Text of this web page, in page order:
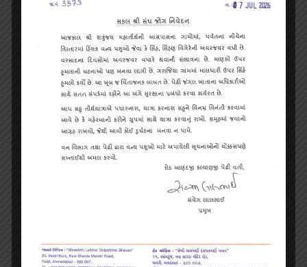
कुम्भारियाजी तीर्थ
राजस्थान के प्रसिद्ध आबू रोड स्टेशन से 14 मील दूर और गुजरात में
अंबाजी के प्रसिद्ध तीर्थस्थल से 2 किमी दूर कुंभारिया नामक एक गाँव है।